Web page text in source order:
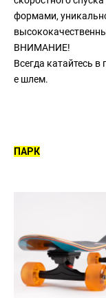
формами,
ВНИМАНИЕ!
Всегда катайтесь в
е шлем.
ПАРК